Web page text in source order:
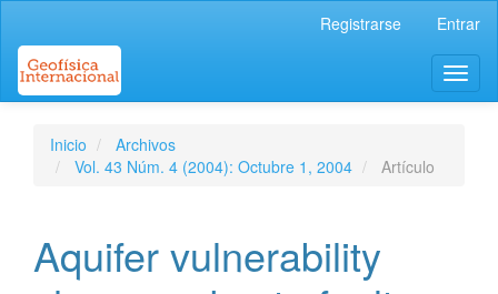
Contenido
principal
Barra
Registrarse Entrar
Inicio
Archivos
Vol. 43 Núm. 4 (2004): Octubre 1, 2004
Artículo
Aquifer vulnerability